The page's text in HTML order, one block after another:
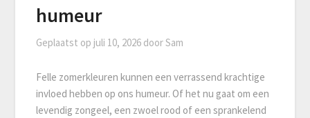
humeur
Geplaatst op juli 10, 2026 doorSam
Felle zomerkleuren kunnen een verrassend krachtige
invloed hebben op ons humeur. Of het nu gaat om een
levendig zongeel, een zwoel rood of een sprankelend